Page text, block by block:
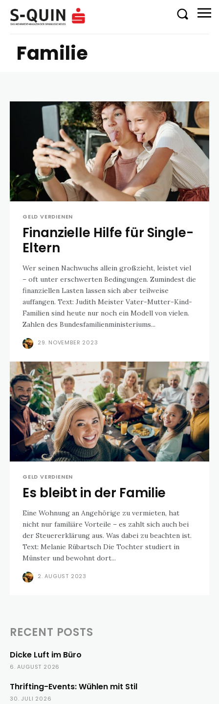
Familie
GELD VERDIENEN
Finanzielle Hilfe für Single-
Eltern
Wer seinen Nachwuchs allein großzieht, leistet viel
– oft unter erschwerten Bedingungen. Zumindest die
finanziellen Lasten lassen sich aber teilweise
auffangen. Text: Judith Meister Vater-Mutter-Kind-
Familien sind heute nur noch ein Modell von vielen.
Zahlen des Bundesfamilienministeriums...
29. NOVEMBER 2023
GELD VERDIENEN
Es bleibt in der Familie
Eine Wohnung an Angehörige zu vermieten, hat
nicht nur familiäre Vorteile – es zahlt sich auch bei
der Steuererklärung aus. Was dabei zu beachten ist.
Text: Melanie Rübartsch Die Tochter studiert in
Münster und bewohnt dort...
2. AUGUST 2023
RECENT POSTS
Dicke Luft im Büro
6. AUGUST 2026
Thrifting-Events: Wühlen mit Stil
30. JULI 2026